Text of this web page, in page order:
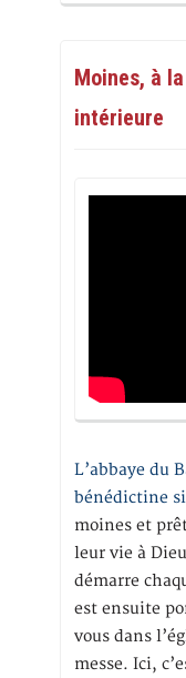
Moines, à
intérieure
L’abbaye du
bénédictine
moines et
leur vie à
démarre
est ensuite
vous dans
messe. Ici,